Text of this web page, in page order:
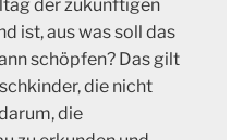
der zukünftigen
ist, aus was soll das
schöpfen? Das gilt
die nicht
die